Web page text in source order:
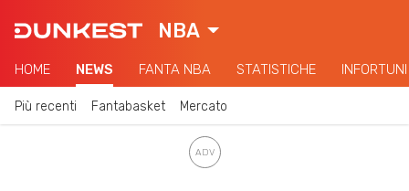
NBA
HOME NEWS FANTA NBA STATISTICHE INFORTUNI
Più recenti Fantabasket Mercato